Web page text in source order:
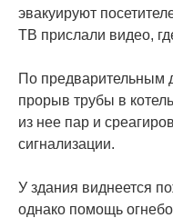
эвакуируют
ТВ прислали видео,
По
прорыв трубы в
из нее пар и
сигнализации.
У здания виднеется
однако помощь